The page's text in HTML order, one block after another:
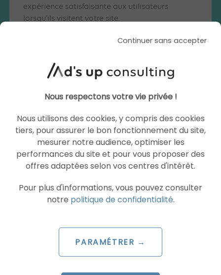
expérience satisfaisante aux utilisateurs
lorsqu’ils visitent votre site.
Si vous avez des questions sur votre stratégie
votre stratégie web-marketing, n’hésitez pas
contacternotreagence SEOvia notre
Articles similaires
SEO SEO
Continuer sans accepter
Nous respectons votre vie privée !
Nous utilisons des cookies, y compris des cookies
tiers, pour assurer le bon fonctionnement du site,
mesurer notre audience, optimiser les
performances du site et pour vous proposer des
offres adaptées selon vos centres d'intérêt.
Pour plus d'informations, vous pouvez consulter
notre politique de confidentialité.
PARAMÉTRER →